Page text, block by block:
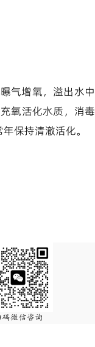
气增氧，溢出水中
氧活化水质，消毒
保持清澈活化。